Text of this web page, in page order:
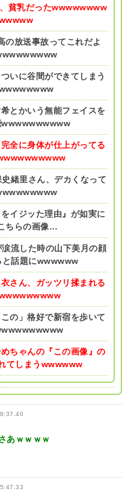
、貧乳だったwwwwwwww
の放送事故ってこれだよ
いに谷間ができてしまう
とかいう無能フェイスを
wwwwwwwwww
全に身体が仕上がってる
史緒里さん、デカくなって
イジッた理由』が如実に
ちらの画像…
涙流した時の山下美月の顔
と話題にwwwwww
さん、ガッツリ揉まれる
の」格好で新宿を歩いて
ちゃんの『この画像』の
てしまうwwwwww
あｗｗｗｗ